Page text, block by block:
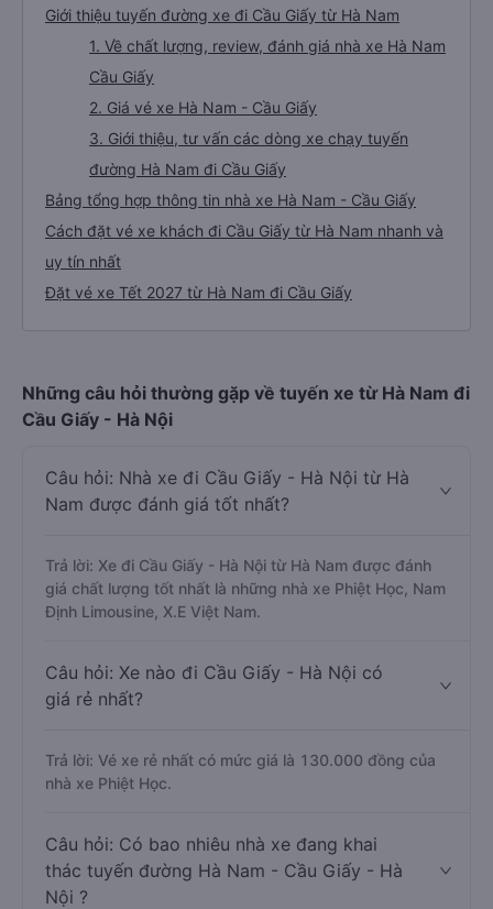
Giới thiệu tuyến đường xe đi Cầu Giấy từ Hà Nam
1. Về chất lượng, review, đánh giá nhà xe Hà Nam
Cầu Giấy
2. Giá vé xe Hà Nam - Cầu Giấy
3. Giới thiệu, tư vấn các dòng xe chạy tuyến
đường Hà Nam đi Cầu Giấy
Bảng tổng hợp thông tin nhà xe Hà Nam - Cầu Giấy
Cách đặt vé xe khách đi Cầu Giấy từ Hà Nam nhanh và
uy tín nhất
Đặt vé xe Tết 2027 từ Hà Nam đi Cầu Giấy
Những câu hỏi thường gặp về tuyến xe từ Hà Nam đi
Cầu Giấy - Hà Nội
Câu hỏi: Nhà xe đi Cầu Giấy - Hà Nội từ Hà
Nam được đánh giá tốt nhất?
Trả lời: Xe đi Cầu Giấy - Hà Nội từ Hà Nam được đánh
giá chất lượng tốt nhất là những nhà xe Phiệt Học, Nam
Định Limousine, X.E Việt Nam.
Câu hỏi: Xe nào đi Cầu Giấy - Hà Nội có
giá rẻ nhất?
Trả lời: Vé xe rẻ nhất có mức giá là 130.000 đồng của
nhà xe Phiệt Học.
Câu hỏi: Có bao nhiêu nhà xe đang khai
thác tuyến đường Hà Nam - Cầu Giấy - Hà
Nội ?